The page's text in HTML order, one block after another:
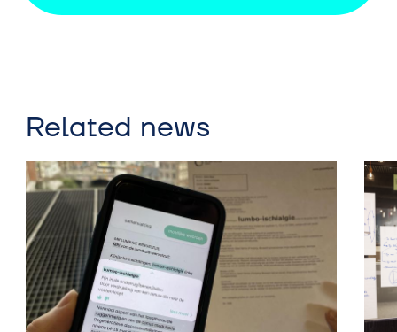
Related news